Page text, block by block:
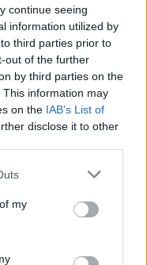
continue seeing
information utilized by
third parties prior to
out of the further
by third parties on the
This information may
on the IAB’s List of
disclose it to other
one or more Google
You may click to
third-party tags to
in below Google
my